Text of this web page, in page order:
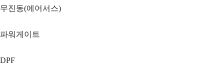
무진동(에어서스)
파워게이트
DPF